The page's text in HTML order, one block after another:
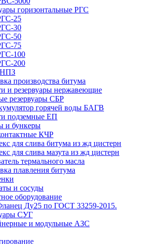
горизонтальные РГС
25
30
50
75
100
200
производства битума
и резервуары нержавеющие
резервуары СБР
горячей воды БАГВ
подземные ЕП
и бункеры
КЧР
для слива битума из жд цистерн
для слива мазута из жд цистерн
термального масла
плавления битума
и сосуды
оборудование
Ду25 по ГОСТ 33259-2015.
СУГ
и модульные АЗС